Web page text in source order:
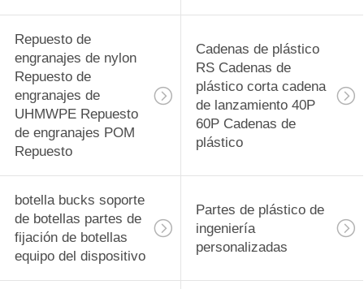
Repuesto de
engranajes de nylon
Repuesto de
engranajes de
UHMWPE Repuesto
de engranajes POM
Repuesto
Cadenas de plástico
RS Cadenas de
plástico corta cadena
de lanzamiento 40P
60P Cadenas de
plástico
botella bucks soporte
de botellas partes de
fijación de botellas
equipo del dispositivo
Partes de plástico de
ingeniería
personalizadas